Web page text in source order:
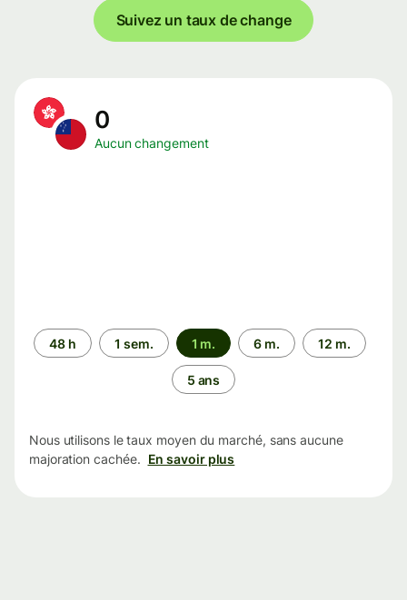
Suivez un taux de change
0
Aucun changement
Période
48 h 1 sem. 1 m. 6 m. 12 m.
5 ans
Nous utilisons le taux moyen du marché, sans aucune
majoration cachée. En savoir plus